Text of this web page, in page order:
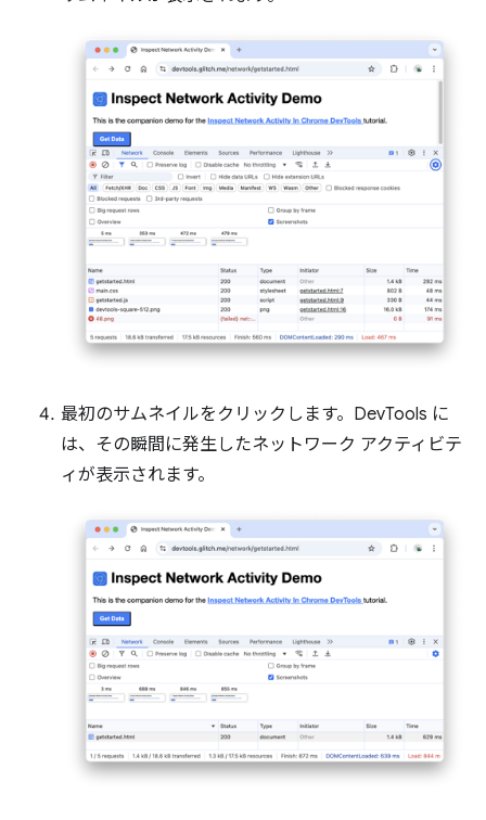
最初のサムネイルをクリックします。DevTools に
は、その瞬間に発生したネットワーク アクティビテ
ィが表示されます。